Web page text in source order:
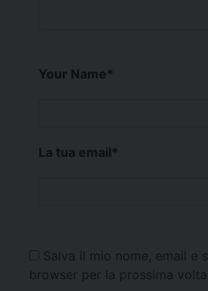
Your Name*
La tua email*
Salva il mio nome, email e
browser per la prossima